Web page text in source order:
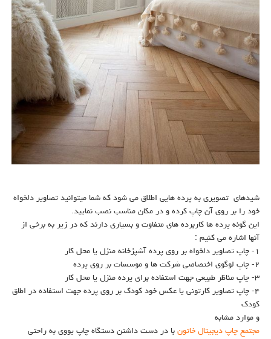
شیدهای تصویری به پرده هایی اطلاق می شود که شما میتوانید تصاویر دلخواه
خود را بر روی آن چاپ کرده و در مکان مناسب نصب نمایید.
این گونه پرده ها کاربرده های متفاوت و بسیاری دارند که در زیر به برخی از
آنها اشاره می کنیم :
۱- چاپ تصاویر دلخواه بر روی پرده آشپزخانه منزل یا محل کار
۲- چاپ لوگوی اختصاصی شرکت ها و موسسات بر روی پرده
۳- چاپ مناظر طبیعی جهت استفاده برای پرده منزل یا محل کار
۴- چاپ تصاویر کارتونی یا عکس خود کودک بر روی پرده جهت استفاده در اطاق
کودک
و موارد مشابه
مجتمع چاپ دیجیتال خاتونبا در دست داشتن دستگاه چاپ یووی به راحتی